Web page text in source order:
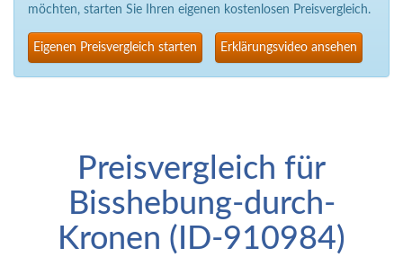
möchten, starten Sie Ihren eigenen kostenlosen Preisvergleich.
Eigenen Preisvergleich starten Erklärungsvideo ansehen
Preisvergleich für
Bisshebung-durch-
Kronen (ID-910984)